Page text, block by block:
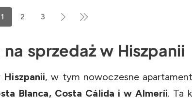
1 2 3
sprzedaż w Hiszpanii
, w tym nowoczesne
Blanca, Costa Cálida i w Almeríi. Ta